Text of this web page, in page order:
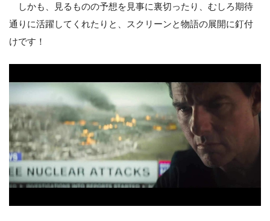
しかも、見るものの予想を見事に裏切ったり、むしろ期待
通りに活躍してくれたりと、スクリーンと物語の展開に釘付
けです！